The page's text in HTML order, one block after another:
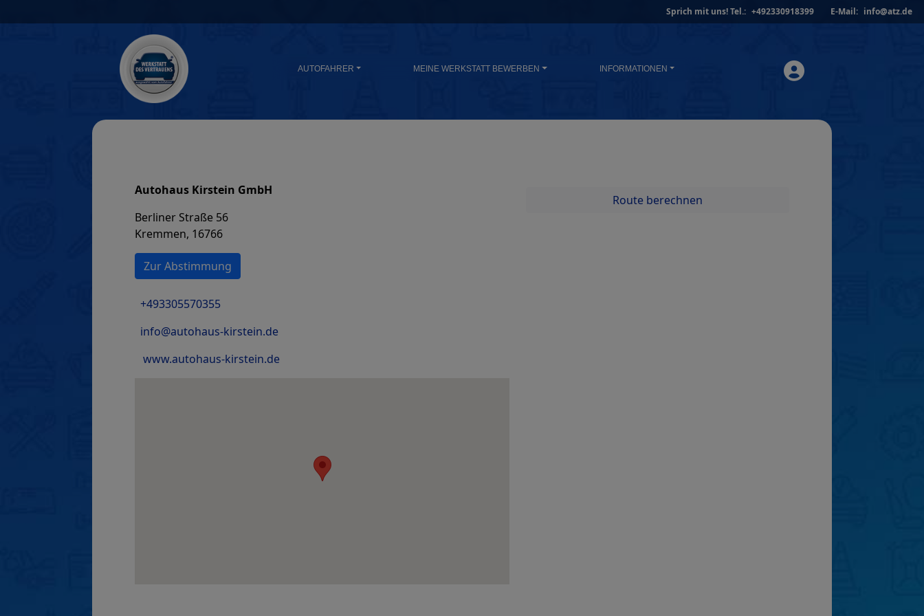
to
Sprich mit uns!Tel.: +492330918399 E-Mail: info@atz.de
AUTOFAHRER MEINE WERKSTATT BEWERBEN INFORMATIONEN
Autohaus Kirstein GmbH
Berliner Straße 56
Kremmen, 16766
Zur Abstimmung
+493305570355
info@autohaus-kirstein.de
www.autohaus-kirstein.de
Route berechnen